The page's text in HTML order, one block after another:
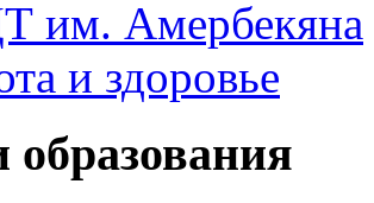
им. Амербекяна
и здоровье
образования